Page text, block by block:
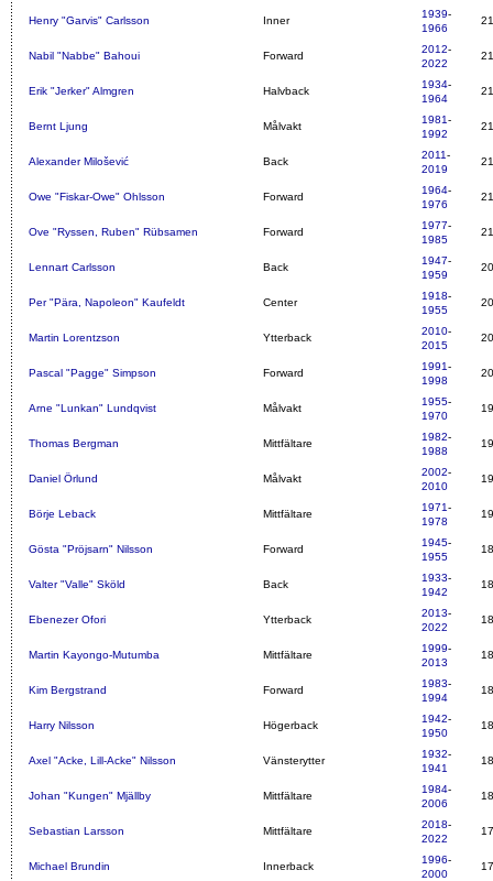
Henry "Garvis" Carlsson Inner
1939-
1966
Nabil "Nabbe" Bahoui Forward
2012-
2022
Erik "Jerker" Almgren Halvback
1934-
1964
Bernt Ljung Målvakt
1981-
1992
Alexander Milošević Back
2011-
2019
Owe "Fiskar-Owe" Ohlsson Forward
1964-
1976
Ove "Ryssen, Ruben" Rübsamen Forward
1977-
1985
Lennart Carlsson Back
1947-
1959
Per "Pära, Napoleon" Kaufeldt Center
1918-
1955
Martin Lorentzson Ytterback
2010-
2015
Pascal "Pagge" Simpson Forward
1991-
1998
Arne "Lunkan" Lundqvist Målvakt
1955-
1970
Thomas Bergman Mittfältare
1982-
1988
Daniel Örlund Målvakt
2002-
2010
Börje Leback Mittfältare
1971-
1978
Gösta "Pröjsarn" Nilsson Forward
1945-
1955
Valter "Valle" Sköld Back
1933-
1942
Ebenezer Ofori Ytterback
2013-
2022
Martin Kayongo-Mutumba Mittfältare
1999-
2013
Kim Bergstrand Forward
1983-
1994
Harry Nilsson Högerback
1942-
1950
Axel "Acke, Lill-Acke" Nilsson Vänsterytter
1932-
1941
Johan "Kungen" Mjällby Mittfältare
1984-
2006
Sebastian Larsson Mittfältare
2018-
2022
Michael Brundin Innerback
1996-
2000